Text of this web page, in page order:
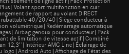
Plus|Volant sport multifonction en cuir
de rapport au volant DIRECT
rabattable 40/20/40|Siège conducteur à
volumétrique|Redémarrage automatique
genoux pour conducteur|Pack
de limitation de vitesse actif|Combiné
12,3''|Intérieur AMG Line|Éclairage de
logo|Android Auto|Affichage de l’état des